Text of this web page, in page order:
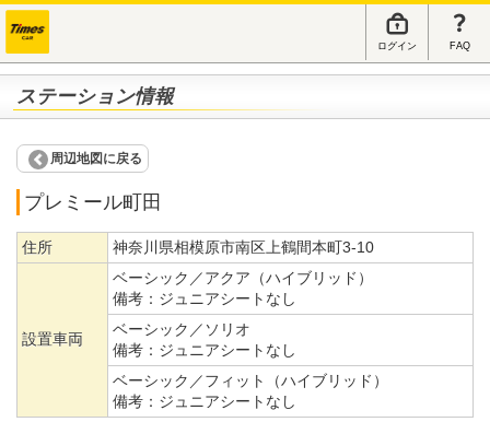
ログイン FAQ
ステーション情報
周辺地図に戻る
プレミール町田
住所 神奈川県相模原市南区上鶴間本町3-10
設置車両
ベーシック／アクア（ハイブリッド）
備考： ジュニアシートなし
ベーシック／ソリオ
備考： ジュニアシートなし
ベーシック／フィット（ハイブリッド）
備考： ジュニアシートなし